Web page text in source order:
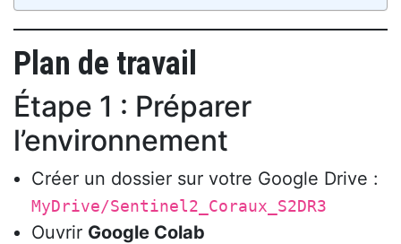
Plan de travail
Étape 1 : Préparer
l’environnement
Créer un dossier sur votre Google Drive :
MyDrive/Sentinel2_Coraux_S2DR3
Ouvrir Google Colab